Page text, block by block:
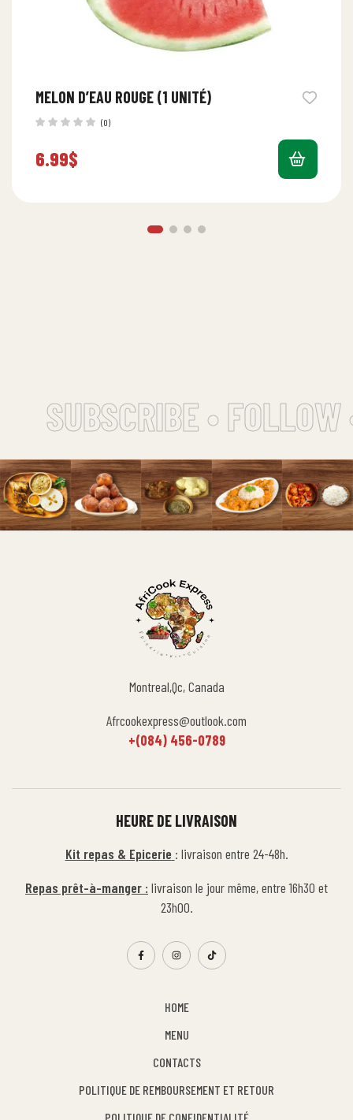
MELON D’EAU ROUGE (1 UNITÉ)
(0)
6.99$
SUBSCRIBE • FOLLOW
Montreal,Qc, Canada
Afrcookexpress@outlook.com
+(084) 456-0789
HOME
MENU
CONTACTS
POLITIQUE DE REMBOURSEMENT ET RETOUR
POLITIQUE DE CONFIDENTIALITÉ
HEURE DE LIVRAISON
Kit repas & Epicerie : livraison entre 24-48h.
Repas prêt-à-manger : livraison le jour même, entre 16h30 et
23h00.